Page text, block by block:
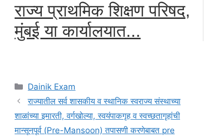
राज्य प्राथमिक शिक्षण परिषद,
मुंबई या कार्यालयात...
Categories
Dainik Exam
राज्यातील सर्व शासकीय व स्थानिक स्वराज्य संस्थाच्या
शाळांच्या इमारती, वर्गखोल्या, स्वयंपाकगृह व स्वच्छतागृहांची
मान्सूनपूर्व (Pre-Mansoon) तपासणी करणेबाबत pre